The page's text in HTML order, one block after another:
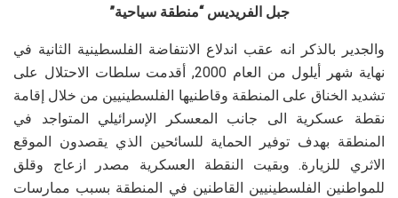
جبل الفريديس “منطقة سياحية”
والجدير بالذكر انه عقب اندلاع الانتفاضة الفلسطينية الثانية في
نهاية شهر أيلول من العام 2000, أقدمت سلطات الاحتلال على
تشديد الخناق على المنطقة وقاطنيها الفلسطينيين من خلال إقامة
نقطة عسكرية الى جانب المعسكر الإسرائيلي المتواجد في
المنطقة بهدف توفير الحماية للسائحين الذي يقصدون الموقع
الاثري للزيارة. وبقيت النقطة العسكرية مصدر ازعاج وقلق
للمواطنين الفلسطينيين القاطنين في المنطقة بسبب ممارسات